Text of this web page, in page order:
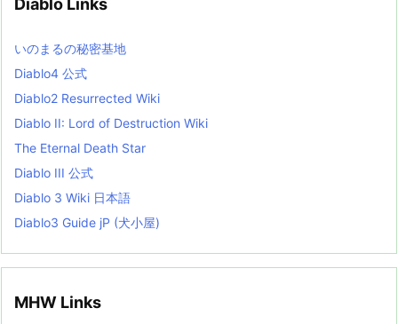
e
i
s
t
Diablo Links
いのまるの秘密基地
Diablo4 公式
Diablo2 Resurrected Wiki
Diablo II: Lord of Destruction Wiki
The Eternal Death Star
Diablo III 公式
Diablo 3 Wiki 日本語
Diablo3 Guide jP (犬小屋)
MHW Links